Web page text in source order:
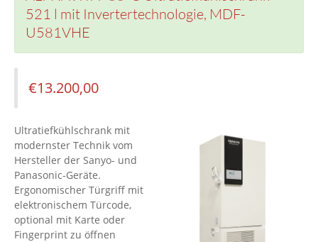
521 l mit Invertertechnologie, MDF-
U581VHE
€13.200,00
Ultratiefkühlschrank mit
modernster Technik vom
Hersteller der Sanyo- und
Panasonic-Geräte.
Ergonomischer Türgriff mit
elektronischem Türcode,
optional mit Karte oder
Fingerprint zu öffnen